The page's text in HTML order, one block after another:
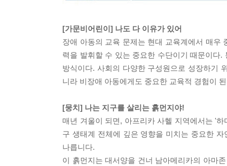
[가문비어린이] 나도 다 이유가 있어
장애 아동의 교육 문제는 현대 교육계에서 매우
력을 발휘할 수 있는 중요한 수단이기 때문이다
방식이다. 사회의 다양한 구성원으로 성장하기
니라 비장애 아동에게도 중요한 교육적 경험이
[뭉치] 나는 지구를 살리는 흙먼지야!
매년 겨울이 되면, 아프리카 사헬 지역에서는 '
구 생태계 전체에 깊은 영향을 미치는 중요한
나릅니다.
이 흙먼지는 대서양을 건너 남아메리카의 아마